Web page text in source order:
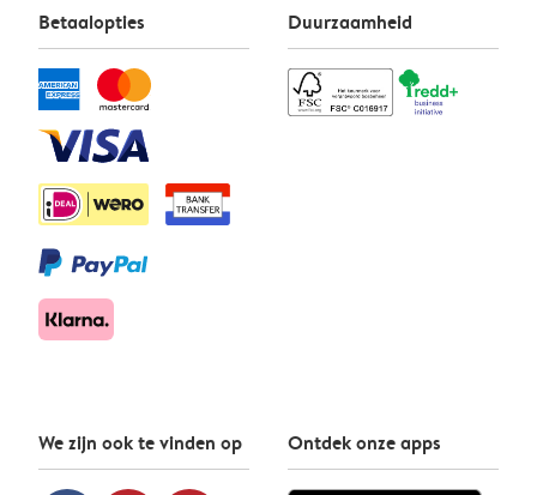
Betaalopties Duurzaamheid
We zijn ook te vinden op Ontdek onze apps